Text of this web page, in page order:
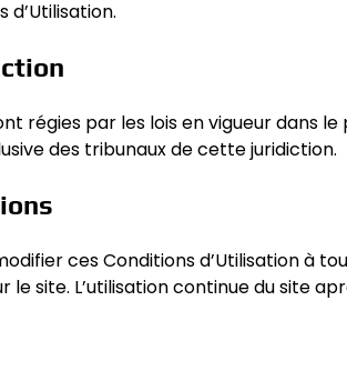
régies par les lois en vigueur dans
des tribunaux de cette juridiction.
ces Conditions d’Utilisation à
le site. L’utilisation continue du site